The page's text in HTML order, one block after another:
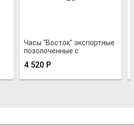
Часы "Восток" экспортные
позолоченные с
циферблатом
4 520 Р